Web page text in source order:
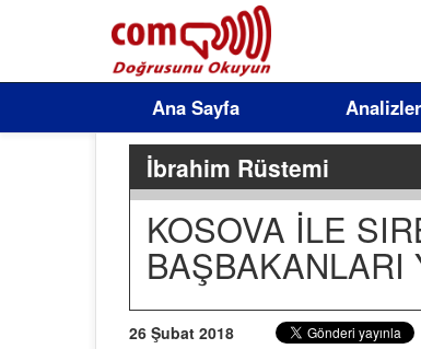
Ana Sayfa Analizler
İbrahim Rüstemi
KOSOVA İLE
BAŞBAKANLARI
26 Şubat 2018